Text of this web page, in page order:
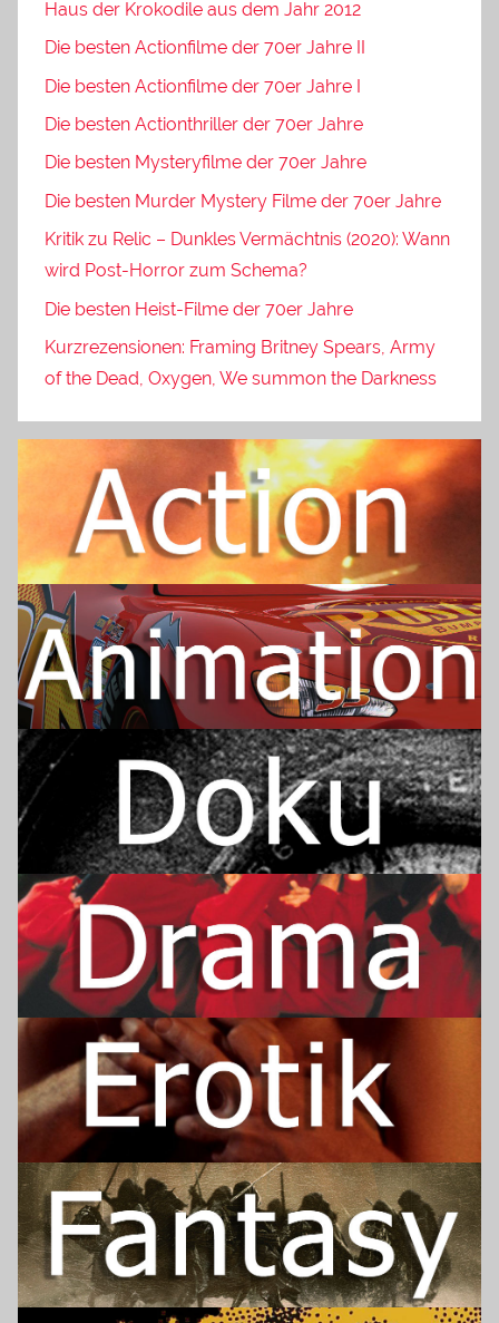
Haus der Krokodile aus dem Jahr 2012
Die besten Actionfilme der 70er Jahre II
Die besten Actionfilme der 70er Jahre I
Die besten Actionthriller der 70er Jahre
Die besten Mysteryfilme der 70er Jahre
Die besten Murder Mystery Filme der 70er Jahre
Kritik zu Relic – Dunkles Vermächtnis (2020): Wann
wird Post-Horror zum Schema?
Die besten Heist-Filme der 70er Jahre
Kurzrezensionen: Framing Britney Spears, Army
of the Dead, Oxygen, We summon the Darkness